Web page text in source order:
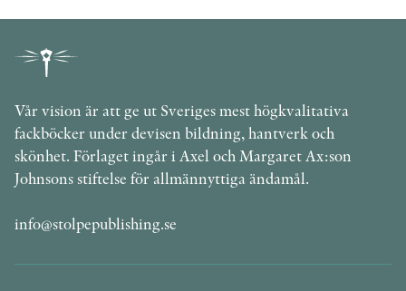
Vår vision är att ge ut Sveriges mest högkvalitativa
fackböcker under devisen bildning, hantverk och
skönhet. Förlaget ingår i Axel och Margaret Ax:son
Johnsons stiftelse för allmännyttiga ändamål.
info@stolpepublishing.se